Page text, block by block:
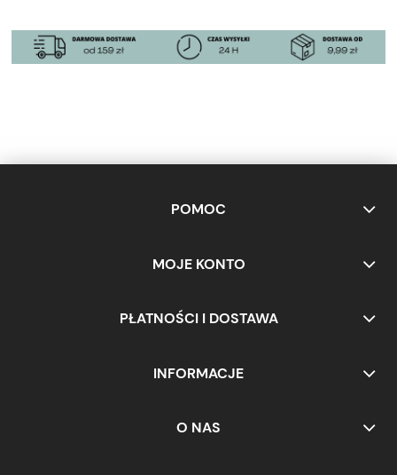
POMOC
MOJE KONTO
PŁATNOŚCI I DOSTAWA
INFORMACJE
O NAS